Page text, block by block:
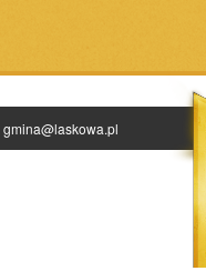
gmina@laskowa.pl